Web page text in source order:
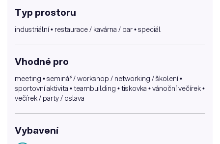
Typ prostoru
industriální • restaurace / kavárna / bar • speciál
Vhodné pro
meeting • seminář / workshop / networking / školení •
sportovní aktivita • teambuilding • tiskovka • vánoční večírek •
večírek / party / oslava
Vybavení